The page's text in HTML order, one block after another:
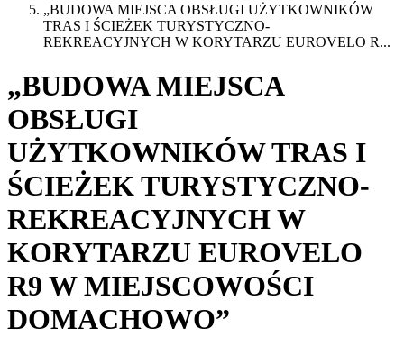
„BUDOWA MIEJSCA OBSŁUGI UŻYTKOWNIKÓW
TRAS I ŚCIEŻEK TURYSTYCZNO-
REKREACYJNYCH W KORYTARZU EUROVELO R...
„BUDOWA MIEJSCA
OBSŁUGI
UŻYTKOWNIKÓW TRAS I
ŚCIEŻEK TURYSTYCZNO-
REKREACYJNYCH W
KORYTARZU EUROVELO
R9 W MIEJSCOWOŚCI
DOMACHOWO”